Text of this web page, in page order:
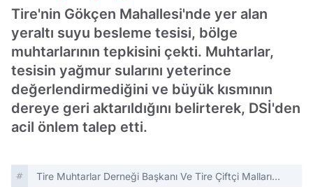
Tire'nin Gökçen Mahallesi'nde yer alan
yeraltı suyu besleme tesisi, bölge
muhtarlarının tepkisini çekti. Muhtarlar,
tesisin yağmur sularını yeterince
değerlendirmediğini ve büyük kısmının
dereye geri aktarıldığını belirterek, DSİ'den
acil önlem talep etti.
Tire Muhtarlar Derneği Başkanı Ve Tire Çiftçi Malları